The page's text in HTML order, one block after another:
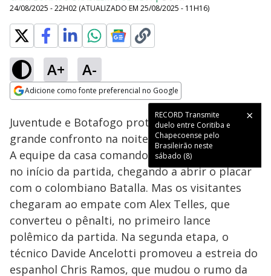
24/08/2025 - 22H02 (ATUALIZADO EM 25/08/2025 - 11H16)
A+ A-
Adicione como fonte preferencial no Google
RECORD Transmite
duelo entre Coritiba e
Chapecoense pelo
Brasileirão neste
sábado (8)
Ativar
Loaded:
5.08%
Juventude e Botafogo protagonizaram um
grande confronto na noite deste domingo (24).
A equipe da casa comandou as ações ofensivas
no início da partida, chegando a abrir o placar
com o colombiano Batalla. Mas os visitantes
chegaram ao empate com Alex Telles, que
converteu o pênalti, no primeiro lance
polêmico da partida. Na segunda etapa, o
técnico Davide Ancelotti promoveu a estreia do
espanhol Chris Ramos, que mudou o rumo da